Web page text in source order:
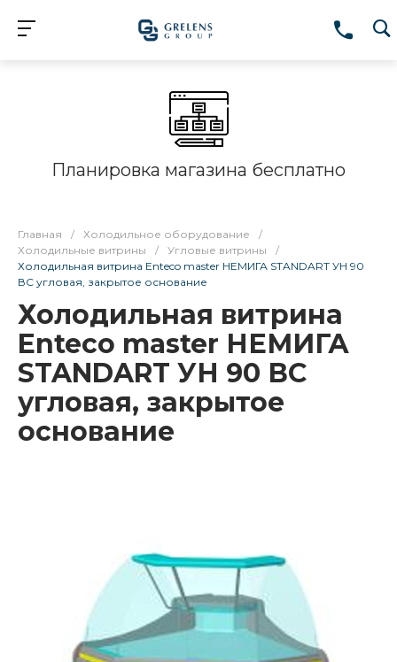
Планировка магазина бесплатно
Главная / Холодильное оборудование
/
Холодильные витрины
/ Угловые витрины
/
Холодильная витрина Enteco master НЕМИГА STANDART УН 90
ВС угловая, закрытое основание
Холодильная витрина
Enteco master НЕМИГА
STANDART УН 90 ВС
угловая, закрытое
основание